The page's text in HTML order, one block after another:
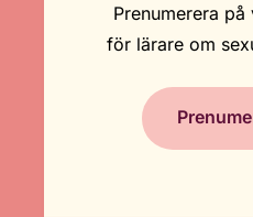
Prenumerera
för lärare om